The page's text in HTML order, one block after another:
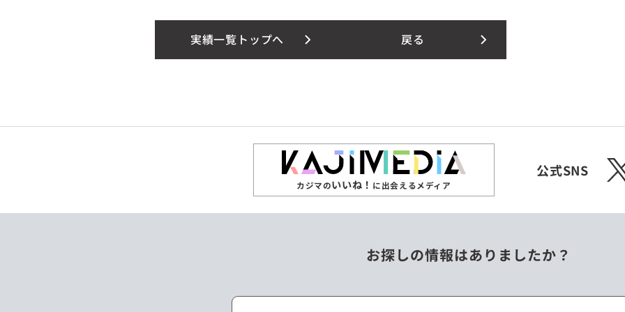
実績一覧トップへ 戻る
カジマのいいね！ に出会えるメディア
公式SNS X
お探しの情報はありましたか？